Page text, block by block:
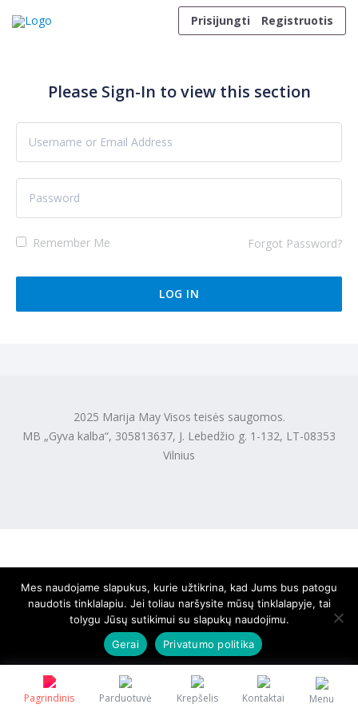
Prisijungti
Registruotis
Pagrindinis Parduotuvė Krepšelis Kontaktai Menu
Please Sign-In to view this section
Remember Me Forgot Password?
2025 Marija May Visos teisės saugomos.
MB „Gyva kalba“, 305813637, J. Lebedžio g. 1-132, LT-08353
Vilnius
Mes naudojame slapukus, kurie užtikrina, kad Jums bus patogu
naudotis tinklalapiu. Jei toliau naršysite mūsų tinklalapyje, tai
tolygu Jūsų sutikimui su slapukų naudojimu.
Gerai
Privatumo politika